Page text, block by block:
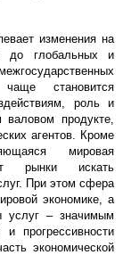
изменения на
до глобальных и
становится
роль и
продукте,
агентов. Кроме
мировая
рынки искать
При этом сфера
экономике, а
услуг – значимым
прогрессивности
экономической